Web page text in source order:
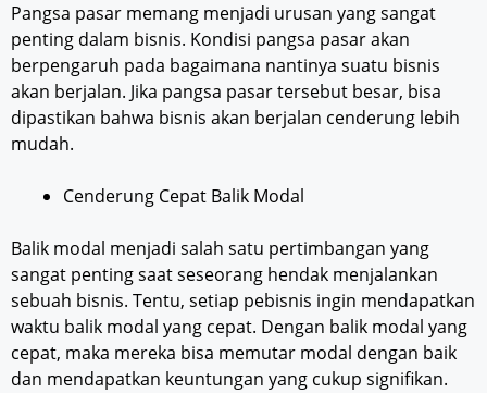
Pangsa pasar memang menjadi urusan yang sangat
penting dalam bisnis. Kondisi pangsa pasar akan
berpengaruh pada bagaimana nantinya suatu bisnis
akan berjalan. Jika pangsa pasar tersebut besar, bisa
dipastikan bahwa bisnis akan berjalan cenderung lebih
mudah.
Cenderung Cepat Balik Modal
Balik modal menjadi salah satu pertimbangan yang
sangat penting saat seseorang hendak menjalankan
sebuah bisnis. Tentu, setiap pebisnis ingin mendapatkan
waktu balik modal yang cepat. Dengan balik modal yang
cepat, maka mereka bisa memutar modal dengan baik
dan mendapatkan keuntungan yang cukup signifikan.